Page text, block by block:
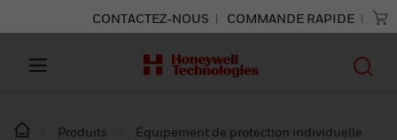
CONTACTEZ-NOUS COMMANDE RAPIDE
Produits
Équipement de protection individuelle